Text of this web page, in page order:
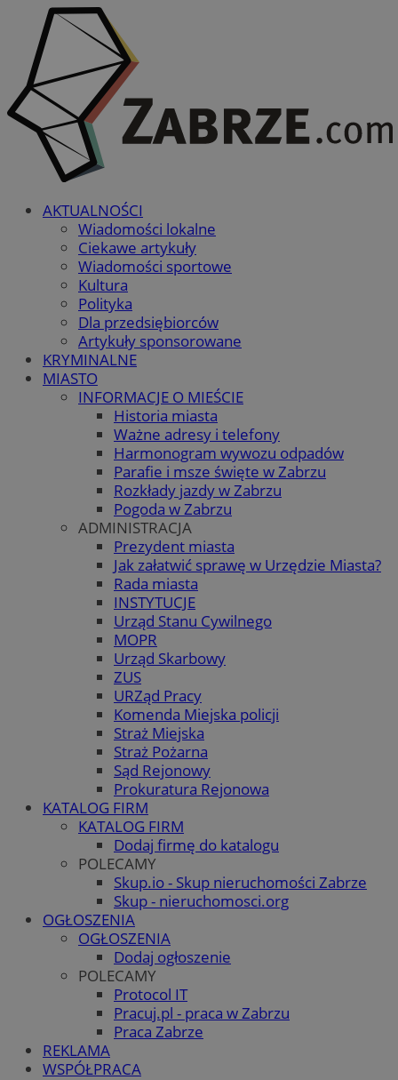
AKTUALNOŚCI
Wiadomości lokalne
Ciekawe artykuły
Wiadomości sportowe
Kultura
Polityka
Dla przedsiębiorców
Artykuły sponsorowane
KRYMINALNE
MIASTO
INFORMACJE O MIEŚCIE
Historia miasta
Ważne adresy i telefony
Harmonogram wywozu odpadów
Parafie i msze święte w Zabrzu
Rozkłady jazdy w Zabrzu
Pogoda w Zabrzu
ADMINISTRACJA
Prezydent miasta
Jak załatwić sprawę w Urzędzie Miasta?
Rada miasta
INSTYTUCJE
Urząd Stanu Cywilnego
MOPR
Urząd Skarbowy
ZUS
URZąd Pracy
Komenda Miejska policji
Straż Miejska
Straż Pożarna
Sąd Rejonowy
Prokuratura Rejonowa
KATALOG FIRM
KATALOG FIRM
Dodaj firmę do katalogu
POLECAMY
Skup.io - Skup nieruchomości Zabrze
Skup - nieruchomosci.org
OGŁOSZENIA
OGŁOSZENIA
Dodaj ogłoszenie
POLECAMY
Protocol IT
Pracuj.pl - praca w Zabrzu
Praca Zabrze
REKLAMA
WSPÓŁPRACA